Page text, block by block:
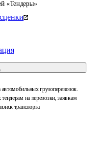
«Тендеры»
грузоперевозок.
тендерам на перевозки, заявкам
транспорта